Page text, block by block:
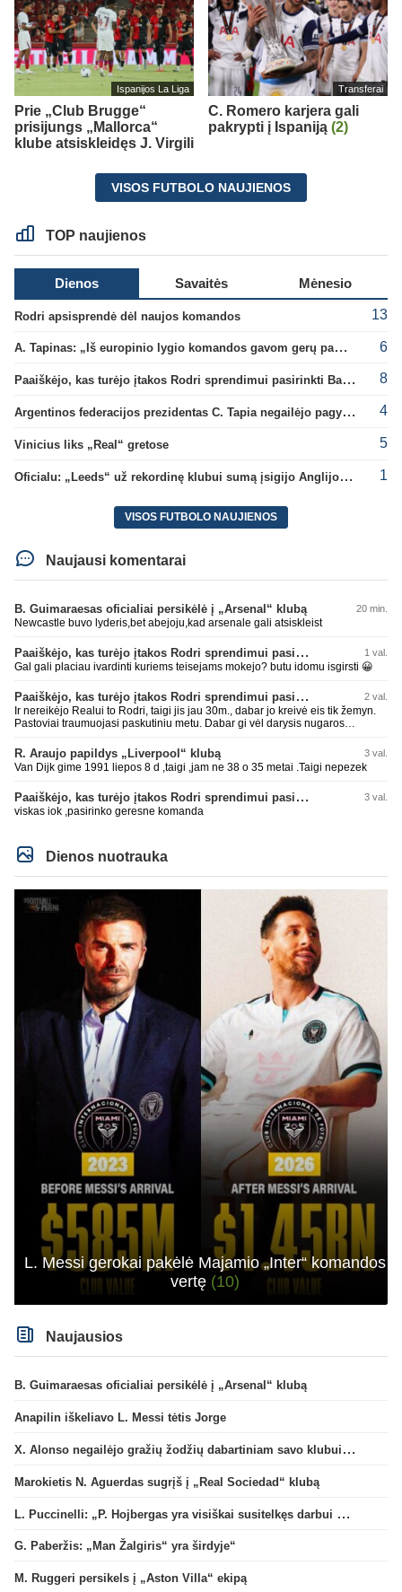
Ispanijos La Liga
Prie „Club Brugge“
prisijungs „Mallorca“
klube atsiskleidęs J. Virgili
Transferai
C. Romero karjera gali
pakrypti į Ispaniją (2)
VISOS FUTBOLO NAUJIENOS
TOP naujienos
Dienos Savaitės Mėnesio
Rodri apsisprendė dėl naujos komandos 13
A. Tapinas: „Iš europinio lygio komandos gavom gerų pamokų“ 6
Paaiškėjo, kas turėjo įtakos Rodri sprendimui pasirinkti Barselonos pusę 8
Argentinos federacijos prezidentas C. Tapia negailėjo pagyrų G. Infantino 4
Vinicius liks „Real“ gretose 5
Oficialu: „Leeds“ už rekordinę klubui sumą įsigijo Anglijos rinktinės vartininką 1
VISOS FUTBOLO NAUJIENOS
Naujausi komentarai
B. Guimaraesas oficialiai persikėlė į „Arsenal“ klubą 20 min.
Newcastle buvo lyderis,bet abejoju,kad arsenale gali atsiskleist
Paaiškėjo, kas turėjo įtakos Rodri sprendimui pasirinkti Barselonos pusę 1 val.
Gal gali placiau ivardinti kuriems teisejams mokejo? butu idomu isgirsti 😀
Paaiškėjo, kas turėjo įtakos Rodri sprendimui pasirinkti Barselonos pusę 2 val.
Ir nereikėjo Realui to Rodri, taigi jis jau 30m., dabar jo kreivė eis tik žemyn.
Pastoviai traumuojasi paskutiniu metu. Dabar gi vėl darysis nugaros
Real turi ir geresnių opcijų, Mauras viską sustatys į vietas. Jeigu jis iš tikro
būtų buvęs reikalingas, Perezas būtų ir pasiėmęs seniai. Beja ir ManCity, ne
šiaip sau paleidžia jį. Sėkmės jam Barcoje, galės su savo korešais iš
R. Araujo papildys „Liverpool“ klubą 3 val.
Van Dijk gime 1991 liepos 8 d ,taigi ,jam ne 38 o 35 metai .Taigi nepezek
Paaiškėjo, kas turėjo įtakos Rodri sprendimui pasirinkti Barselonos pusę 3 val.
viskas iok ,pasirinko geresne komanda
Dienos nuotrauka
L. Messi gerokai pakėlė Majamio „Inter“ komandos
vertę (10)
Naujausios
B. Guimaraesas oficialiai persikėlė į „Arsenal“ klubą
Anapilin iškeliavo L. Messi tėtis Jorge
X. Alonso negailėjo gražių žodžių dabartiniam savo klubui „Chelsea“
Marokietis N. Aguerdas sugrįš į „Real Sociedad“ klubą
L. Puccinelli: „P. Hojbergas yra visiškai susitelkęs darbui Marselyje“
G. Paberžis: „Man Žalgiris“ yra širdyje“
M. Ruggeri persikels į „Aston Villa“ ekipą